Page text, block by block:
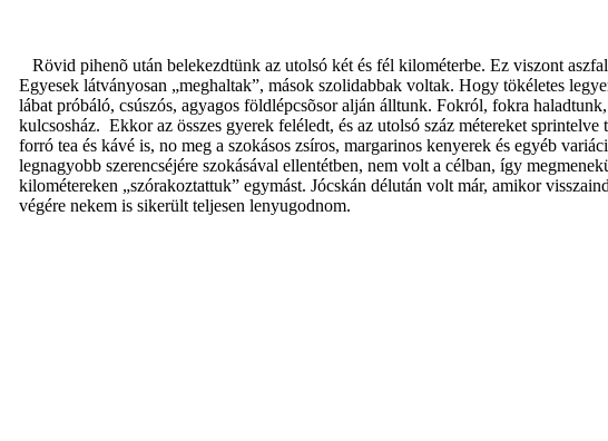
Rövid pihenõ után belekezdtünk az utolsó két és fél kilométerbe. Ez viszont
Egyesek látványosan „meghaltak”, mások szolidabbak voltak. Hogy tökéletes
lábat próbáló, csúszós, agyagos földlépcsõsor alján álltunk. Fokról, fokra
kulcsosház. Ekkor az összes gyerek feléledt, és az utolsó száz métereket
forró tea és kávé is, no meg a szokásos zsíros, margarinos kenyerek és egyéb
legnagyobb szerencséjére szokásával ellentétben, nem volt a célban, így
kilométereken „szórakoztattuk” egymást. Jócskán délután volt már, amikor
végére nekem is sikerült teljesen lenyugodnom.